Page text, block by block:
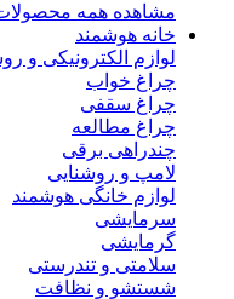
مشاهده همه
خانه هوشمند
لوازم الکترونیکی و
چراغ خواب
چراغ سقفی
چراغ مطالعه
چندراهی برقی
لامپ و روشنایی
لوازم خانگی هوشمند
سرمایشی
گرمایشی
سلامتی و تندرستی
شستشو و نظافت